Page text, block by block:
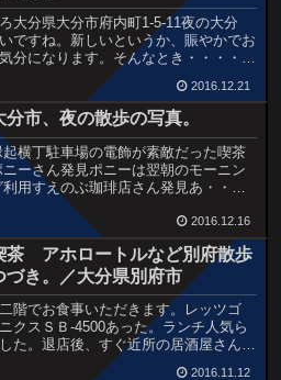
分県大分市府内町1-5-11夜の大分
ですね。新しいというか、賑やかでお
分になります。そんなとき・・・・。
える看板が入口でしょう...
2016.12.21
分市、夜の散歩の写真。
起横丁駐車場の電飾が素敵だった喫茶
ニーさん発見ポニーは翌朝のモーニン
利用すえのぶ珈琲店さん発見あ・・・
絡通路だ高崎山プレート。高崎山で
、昭和48年(1973年)に、手に持ってい
珍味の袋をサルに強引に盗られたこと
あります。ティー...
2016.12.16
茶 アホロートルなど別府散歩
づき。／大分県別府市
階でお食事いただきます。レッツゴ
クスＳＢ-4500あった。ランチ人気ら
た。退店後、すぐ近所の居酒屋さん。
化状況。ん、観覧車みたい...
2016.11.12